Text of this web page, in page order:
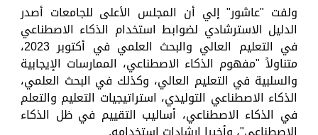
ولفت "عاشور" إلي أن المجلس الأعلى للجامعات أصدر
الدليل الاسترشادي لضوابط استخدام الذكاء الاصطناعي
في التعليم العالي والبحث العلمي في أكتوبر 2023،
متناولاً "مفهوم الذكاء الاصطناعي، الممارسات الإيجابية
والسلبية في التعليم العالي، وكذلك في البحث العلمي،
الذكاء الاصطناعي التوليدي، استراتيجيات التعليم والتعلم
في الذكاء الاصطناعي، أساليب التقييم في ظل الذكاء